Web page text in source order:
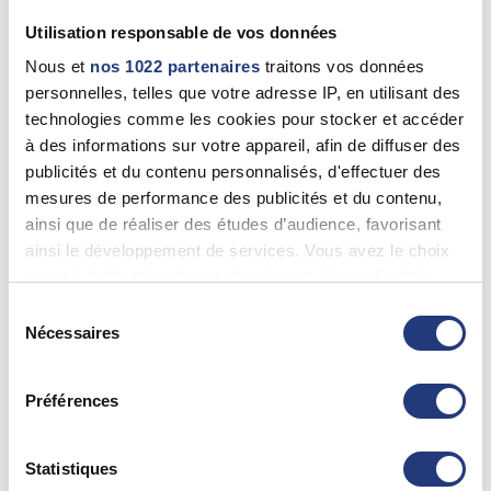
Utilisation responsable de vos données
Nous et nos 1022 partenaires traitons vos données
personnelles, telles que votre adresse IP, en utilisant des
technologies comme les cookies pour stocker et accéder
à des informations sur votre appareil, afin de diffuser des
publicités et du contenu personnalisés, d'effectuer des
mesures de performance des publicités et du contenu,
ainsi que de réaliser des études d’audience, favorisant
ainsi le développement de services. Vous avez le choix
tout moment en consultant la Déclaration relative aux
cookies ou en cliquant sur l'icône de confidentialité.
Si vous le permettez, nous aimerions également :
géographique qui peuvent être précises à plusieurs
Nécessaires
Préférences
Statistiques
<p>01 64 96 59 92 (Uniquement le matin)</p>
91 - Essonne
Edith FONTANEL
Arpajon (91290)
01 69 92 58 41
0164965992